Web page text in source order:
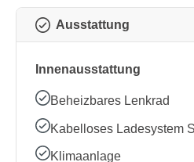
Ausstattung
Innenausstattung
Beheizbares Lenkrad
Kabelloses Ladesystem
Klimaanlage